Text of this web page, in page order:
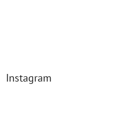
Instagram